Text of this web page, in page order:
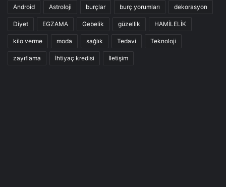
Android Astroloji burçlar burç yorumları dekorasyon
Diyet EGZAMA Gebelik güzellik HAMİLELİK
kilo verme moda sağlık Tedavi Teknoloji
zayıflama İhtiyaç kredisi İletişim